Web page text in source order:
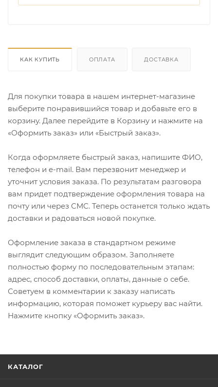
КАК КУПИТЬ ОПЛАТА ДОСТАВКА
Для покупки товара в нашем интернет-магазине
выберите понравившийся товар и добавьте его в
корзину. Далее перейдите в Корзину и нажмите на
«Оформить заказ» или «Быстрый заказ».
Когда оформляете быстрый заказ, напишите ФИО,
телефон и e-mail. Вам перезвонит менеджер и
уточнит условия заказа. По результатам разговора
вам придет подтверждение оформления товара на
почту или через СМС. Теперь останется только ждать
доставки и радоваться новой покупке.
Оформление заказа в стандартном режиме
выглядит следующим образом. Заполняете
полностью форму по последовательным этапам:
адрес, способ доставки, оплаты, данные о себе.
Советуем в комментарии к заказу написать
информацию, которая поможет курьеру вас найти.
Нажмите кнопку «Оформить заказ».
КАТАЛОГ